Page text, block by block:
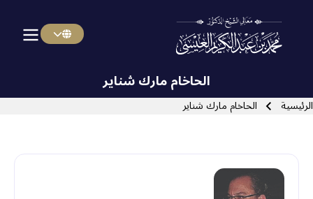
Skip to main navigation
الحاخام مارك شناير
مسار التنقل
الرئيسية الحاخام مارك شناير